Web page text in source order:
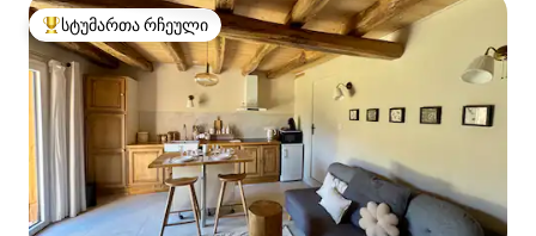
სტუმართა რჩეული მოწინავე ვარიანტი
სტუმართა რჩეული